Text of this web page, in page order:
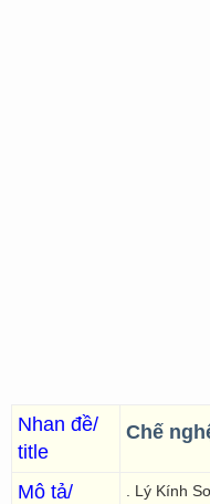
Nhan đề/
title
Chế
Mô tả/
. Lý Kính